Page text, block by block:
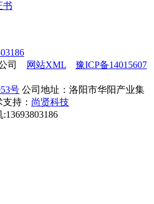
书
公司
网站XML
豫ICP备14015607
号 公司地址：洛阳市华阳产业集
持： 尚贤科技